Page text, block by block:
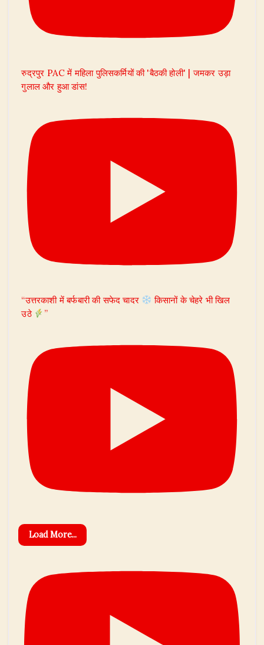
रुद्रपुर PAC में महिला पुलिसकर्मियों की 'बैठकी होली' | जमकर उड़ा
गुलाल और हुआ डांस!
“उत्तरकाशी में बर्फबारी की सफेद चादर
किसानों के चेहरे भी खिल
उठे
”
Load More...